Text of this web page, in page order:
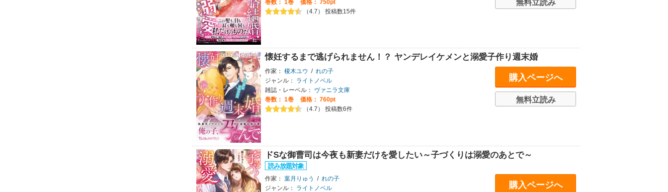
巻数： 1巻
価格： 750pt
（4.7） 投稿数15件
無料立読み
懐妊するまで逃げられません！？ ヤンデレイケメンと溺愛子作り週末婚
作家： 榎木ユウ / れの子
ジャンル：
ライトノベル
雑誌・レーベル：
ヴァニラ文庫
巻数： 1巻
価格： 760pt
（4.7） 投稿数6件
購入ページへ
無料立読み
ドSな御曹司は今夜も新妻だけを愛したい～子づくりは溺愛のあとで～
作家： 葉月りゅう / れの子
ジャンル：
ライトノベル
購入ページへ